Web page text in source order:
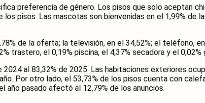
preferencia de género. Los pisos que solo aceptan
pisos. Las mascotas son bienvenidas en el 1,99% de
de la oferta; la televisión, en el 34,52%; el teléfono,
trastero, el 0,19% piscina, el 4,37% secadora y el 0,02%
al 83,32% de 2025. Las habitaciones exteriores
Por otro lado, el 53,73% de los pisos cuenta con
año pasado afectó al 12,79% de los anuncios.